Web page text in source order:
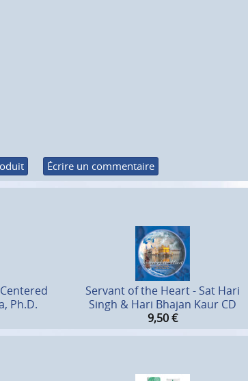
Écrire un commentaire
Ph.D.
Servant of the Heart - Sat Hari
Singh & Hari Bhajan Kaur CD
9,50€